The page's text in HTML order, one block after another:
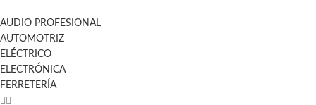
AUDIO PROFESIONAL
AUTOMOTRIZ
ELÉCTRICO
ELECTRÓNICA
FERRETERÍA